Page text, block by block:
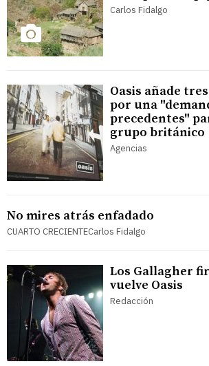
Carlos Fidalgo
Oasis añade
por una
precedentes"
grupo británico
Agencias
No mires atrás enfadado
CUARTO CRECIENTECarlos Fidalgo
Los Gallagher
vuelve Oasis
Redacción